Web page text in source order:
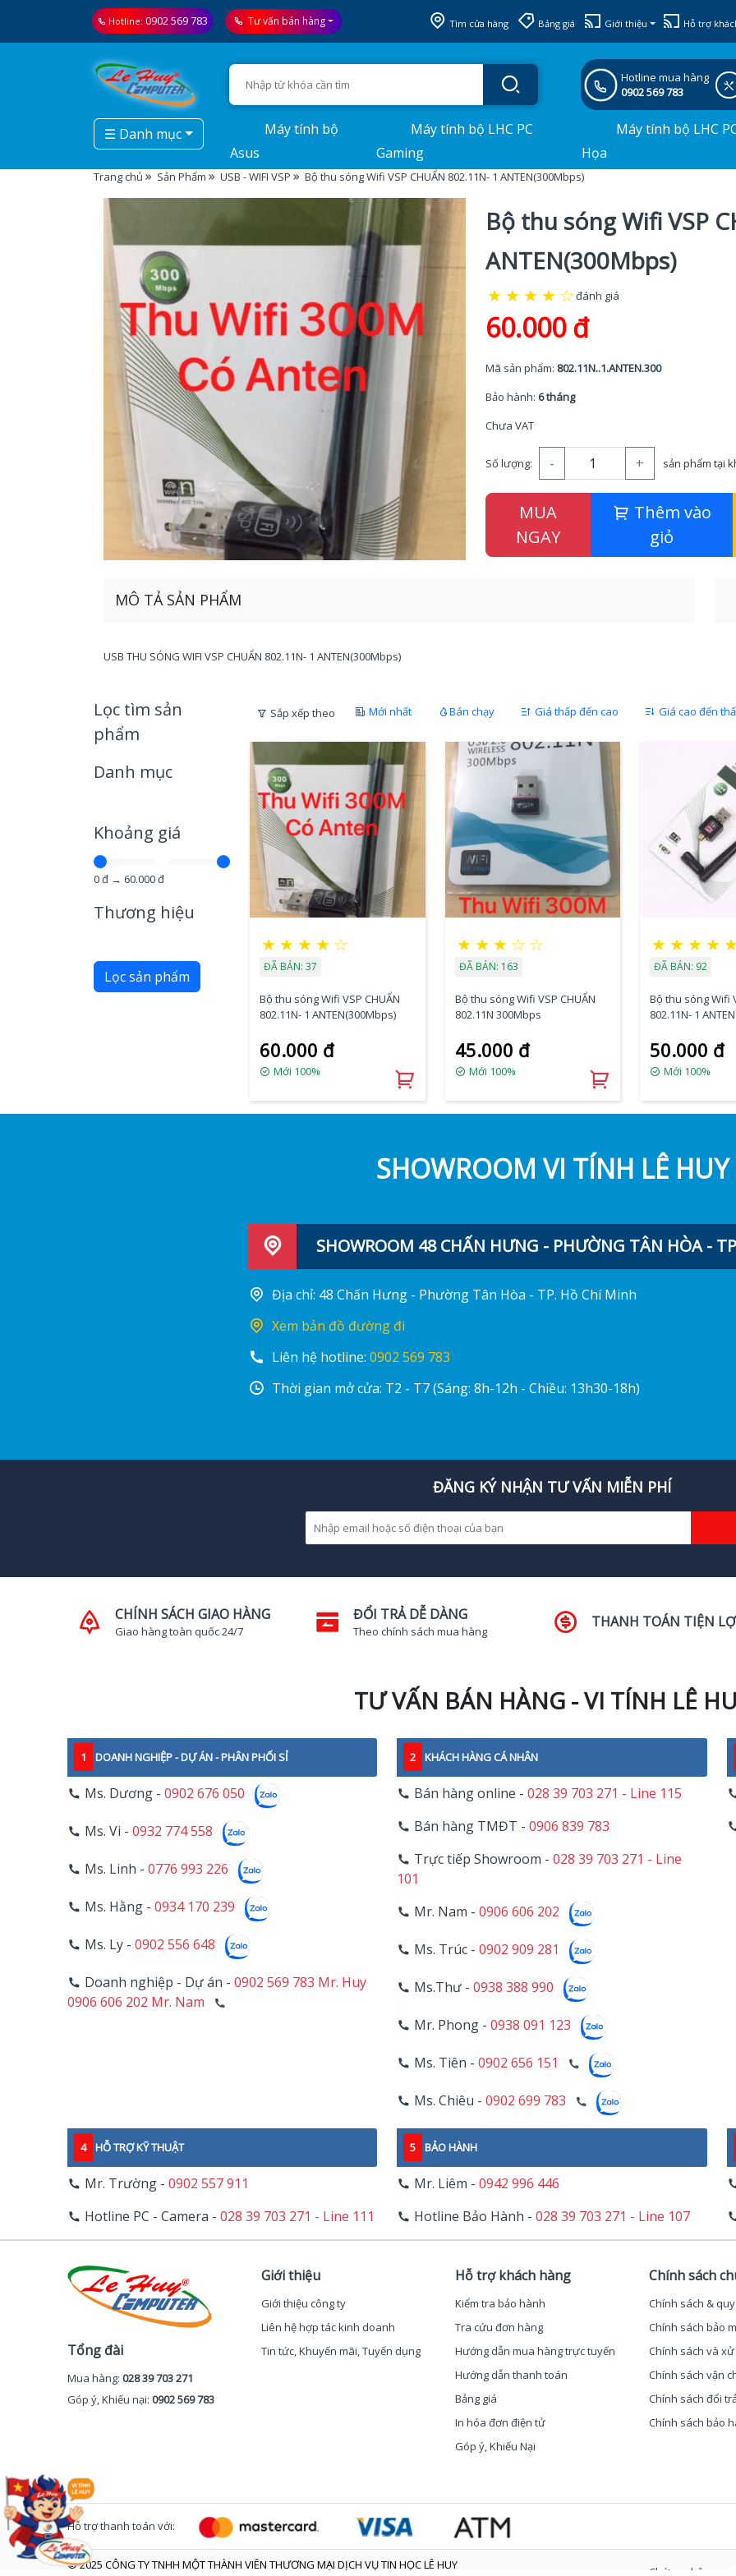
Hotline: 0902 569 783 Tư vấn bán hàng Tìm cửa hàng Bảng giá Giới thiệu Hỗ trợ
Hotline mua hàng
0902 569 783
☰ Danh mục
Máy tính bộ
Asus
Máy tính bộ LHC PC
Gaming
Máy tính bộ LHC
Họa
Trang chủ Sản Phẩm USB - WIFI VSP Bộ thu sóng Wifi VSP CHUẨN 802.11N- 1 ANTEN(300Mbps)
Bộ thu sóng Wifi VSP
ANTEN(300Mbps)
★ ★ ★ ★ ☆đánh giá
60.000 đ
Mã sản phẩm: 802.11N..1.ANTEN.300
Bảo hành: 6 tháng
Chưa VAT
Số lượng: - + sản phẩm tại
MUA
NGAY
Thêm vào
giỏ
MÔ TẢ SẢN PHẨM
USB THU SÓNG WIFI VSP CHUẨN 802.11N- 1 ANTEN(300Mbps)
Lọc tìm sản
phẩm
Danh mục
Khoảng giá
0đ → 60.000đ
Thương hiệu
Lọc sản phẩm
Sắp xếp theo Mới nhất Bán chạy Giá thấp đến cao Giá cao đến
★ ★ ★ ★ ☆
ĐÃ BÁN: 37
Bộ thu sóng Wifi VSP CHUẨN
802.11N- 1 ANTEN(300Mbps)
60.000 đ
Mới 100%
★ ★ ★ ☆ ☆
ĐÃ BÁN: 163
Bộ thu sóng Wifi VSP CHUẨN
802.11N 300Mbps
45.000 đ
Mới 100%
★ ★ ★ ★
ĐÃ BÁN: 92
Bộ thu sóng Wifi
802.11N- 1
50.000 đ
Mới 100%
SHOWROOM VI TÍNH LÊ HUY
SHOWROOM 48 CHẤN HƯNG - PHƯỜNG TÂN HÒA -
Địa chỉ: 48 Chấn Hưng - Phường Tân Hòa - TP. Hồ Chí Minh
Xem bản đồ đường đi
Liên hệ hotline: 0902 569 783
Thời gian mở cửa: T2 - T7 (Sáng: 8h-12h - Chiều: 13h30-18h)
ĐĂNG KÝ NHẬN TƯ VẤN MIỄN PHÍ
CHÍNH SÁCH GIAO HÀNG
Giao hàng toàn quốc 24/7
ĐỔI TRẢ DỄ DÀNG
Theo chính sách mua hàng
THANH TOÁN TIỆN
TƯ VẤN BÁN HÀNG - VI TÍNH LÊ
1 DOANH NGHIỆP - DỰ ÁN - PHÂN PHỐI SỈ
Ms. Dương - 0902 676 050
Ms. Vi - 0932 774 558
Ms. Linh - 0776 993 226
Ms. Hằng - 0934 170 239
Ms. Ly - 0902 556 648
Doanh nghiệp - Dự án - 0902 569 783 Mr. Huy
0906 606 202 Mr. Nam
2 KHÁCH HÀNG CÁ NHÂN
Bán hàng online -028 39 703 271 - Line 115
Bán hàng TMĐT -0906 839 783
Trực tiếp Showroom -028 39 703 271 - Line
101
Mr. Nam -0906 606 202
Ms. Trúc -0902 909 281
Ms.Thư -0938 388 990
Mr. Phong -0938 091 123
Ms. Tiên -0902 656 151
Ms. Chiêu -0902 699 783
4 HỖ TRỢ KỸ THUẬT
Mr. Trường - 0902 557 911
Hotline PC - Camera - 028 39 703 271 - Line 111
5 BẢO HÀNH
Mr. Liêm -0942 996 446
Hotline Bảo Hành -028 39 703 271 - Line 107
Tổng đài
Mua hàng: 028 39 703 271
Góp ý, Khiếu nại: 0902 569 783
Giới thiệu
Giới thiệu công ty
Liên hệ hợp tác kinh doanh
Tin tức, Khuyến mãi, Tuyển dụng
Hỗ trợ khách hàng
Kiểm tra bảo hành
Tra cứu đơn hàng
Hướng dẫn mua hàng trực tuyến
Hướng dẫn thanh toán
Bảng giá
In hóa đơn điện tử
Góp ý, Khiếu Nại
Chính sách
Chính sách &
Chính sách bảo
Chính sách và
Chính sách vận
Chính sách đổi
Chính sách bảo
Hỗ trợ thanh toán với:
© 2025 CÔNG TY TNHH MỘT THÀNH VIÊN THƯƠNG MẠI DỊCH VỤ TIN HỌC LÊ HUY
Chứng nhận